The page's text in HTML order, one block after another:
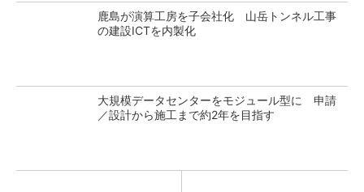
鹿島が演算工房を子会社化 山岳トンネル工事
の建設ICTを内製化
大規模データセンターをモジュール型に 申請
／設計から施工まで約2年を目指す